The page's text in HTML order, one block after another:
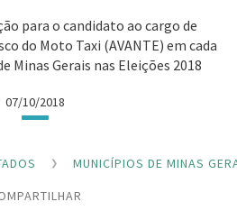
para o candidato ao cargo de
do Moto Taxi (AVANTE) em cada
Minas Gerais nas Eleições 2018
07/10/2018
MUNICÍPIOS DE MINAS